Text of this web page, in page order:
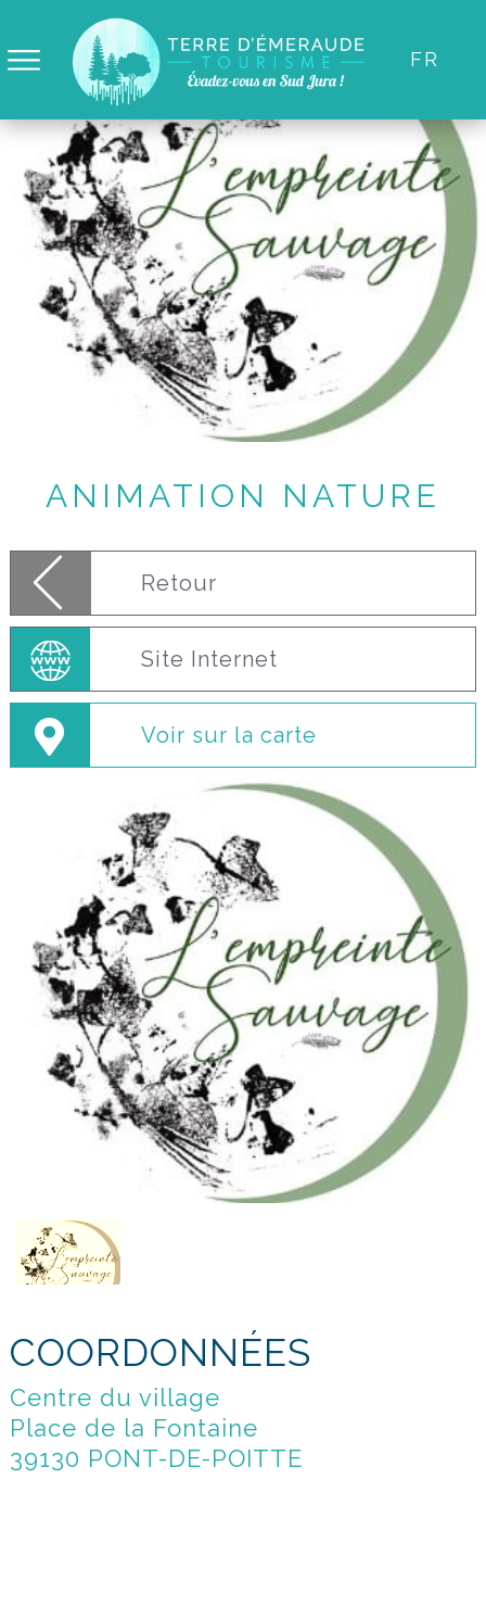
FR
ANIMATION NATURE
Retour
Site Internet
Voir sur la carte
COORDONNÉES
Centre du village
Place de la Fontaine
39130 PONT-DE-POITTE
Panneau de gestion des cookies